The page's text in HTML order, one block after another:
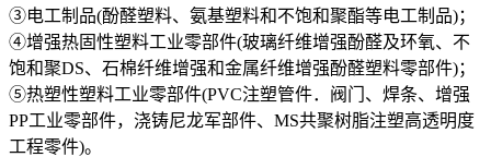
③电工制品(酚醛塑料、氨基塑料和不饱和聚酯等电工制品)；
④增强热固性塑料工业零部件(玻璃纤维增强酚醛及环氧、不
饱和聚DS、石棉纤维增强和金属纤维增强酚醛塑料零部件)；
⑤热塑性塑料工业零部件(PVC注塑管件．阀门、焊条、增强
PP工业零部件，浇铸尼龙军部件、MS共聚树脂注塑高透明度
工程零件)。